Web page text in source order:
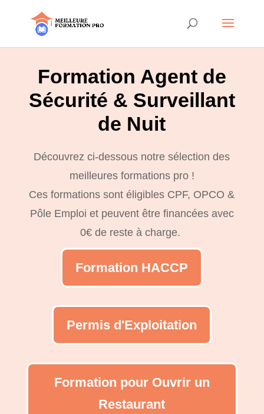
Formation Agent de
Sécurité & Surveillant
de Nuit
Découvrez ci-dessous notre sélection des
meilleures formations pro !
Ces formations sont éligibles CPF, OPCO &
Pôle Emploi et peuvent être financées avec
0€ de reste à charge.
Formation HACCP
Permis d'Exploitation
Formation pour Ouvrir un
Restaurant